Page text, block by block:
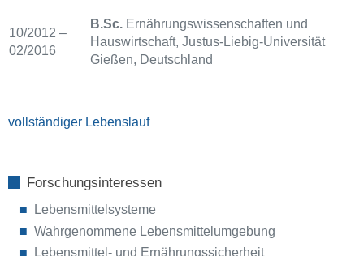
10/2012 –
02/2016
B.Sc.Ernährungswissenschaften und
Hauswirtschaft, Justus-Liebig-Universität
Gießen, Deutschland
vollständiger Lebenslauf
Forschungsinteressen
Lebensmittelsysteme
Wahrgenommene Lebensmittelumgebung
Lebensmittel- und Ernährungssicherheit